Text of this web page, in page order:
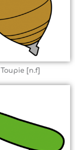
Toupie [n.f]